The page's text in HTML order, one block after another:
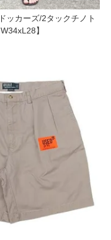
ッカーズ/2タックチノト
】